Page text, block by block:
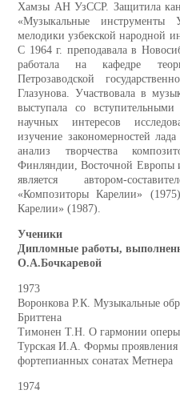
Хамзы АН УзССР. Защитила
«Музыкальные инструменты
мелодики узбекской народной
С 1964 г. преподавала в
работала на кафедре
Петрозаводской
Глазунова. Участвовала в
выступала со
научных интересов
изучение закономерностей
анализ творчества
Финляндии, Восточной Европы
является автором-
«Композиторы Карелии»
Карелии» (1987).
Ученики
Дипломные работы,
О.А.Бочкаревой
1973
Воронкова Р.К. Музыкальные
Бриттена
Тимонен Т.Н. О гармонии
Турская И.А. Формы проявления
фортепианных сонатах Метнера
1974